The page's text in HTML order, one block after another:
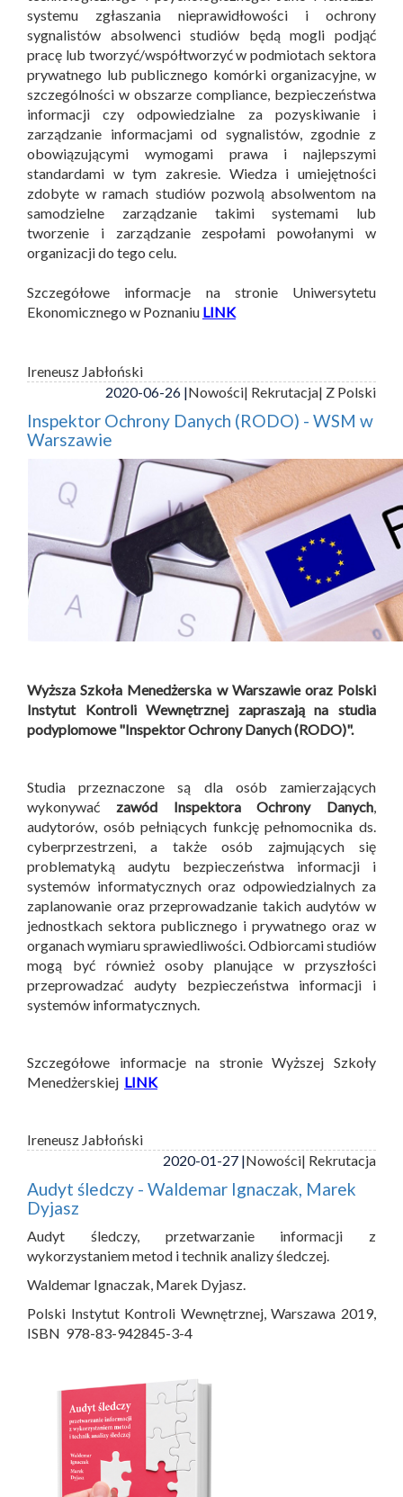
systemu zgłaszania nieprawidłowości i ochrony
sygnalistów absolwenci studiów będą mogli podjąć
pracę lub tworzyć/współtworzyć w podmiotach sektora
prywatnego lub publicznego komórki organizacyjne, w
szczególności w obszarze compliance, bezpieczeństwa
informacji czy odpowiedzialne za pozyskiwanie i
zarządzanie informacjami od sygnalistów, zgodnie z
obowiązującymi wymogami prawa i najlepszymi
standardami w tym zakresie. Wiedza i umiejętności
zdobyte w ramach studiów pozwolą absolwentom na
samodzielne zarządzanie takimi systemami lub
tworzenie i zarządzanie zespołami powołanymi w
organizacji do tego celu.
Szczegółowe informacje na stronie Uniwersytetu
Ekonomicznego w Poznaniu LINK
Ireneusz Jabłoński
2020-06-26 |Nowości| Rekrutacja| Z Polski
Inspektor Ochrony Danych (RODO) - WSM w
Warszawie
Wyższa Szkoła Menedżerska w Warszawie oraz Polski
Instytut Kontroli Wewnętrznej zapraszają na studia
podyplomowe "Inspektor Ochrony Danych (RODO)".
Studia przeznaczone są dla osób zamierzających
wykonywać zawód Inspektora Ochrony Danych
audytorów, osób pełniących funkcję pełnomocnika ds.
cyberprzestrzeni, a także osób zajmujących się
problematyką audytu bezpieczeństwa informacji i
systemów informatycznych oraz odpowiedzialnych za
zaplanowanie oraz przeprowadzanie takich audytów w
jednostkach sektora publicznego i prywatnego oraz w
organach wymiaru sprawiedliwości. Odbiorcami studiów
mogą być również osoby planujące w przyszłości
przeprowadzać audyty bezpieczeństwa informacji i
systemów informatycznych.
Szczegółowe informacje na stronie Wyższej Szkoły
Menedżerskiej LINK
Ireneusz Jabłoński
2020-01-27 |Nowości| Rekrutacja
Audyt śledczy - Waldemar Ignaczak, Marek
Dyjasz
Audyt śledczy, przetwarzanie informacji z
wykorzystaniem metod i technik analizy śledczej.
Waldemar Ignaczak, Marek Dyjasz.
Polski Instytut Kontroli Wewnętrznej, Warszawa 2019,
ISBN 978-83-942845-3-4